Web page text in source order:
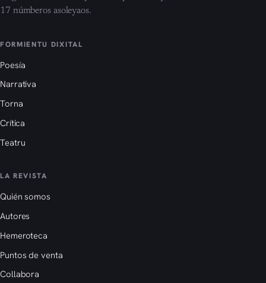
17 númberos asoleyaos.
FORMIENTU DIXITAL
Poesía
Narrativa
Torna
Crítica
Teatru
LA REVISTA
Quién somos
Autores
Hemeroteca
Puntos de venta
Collabora